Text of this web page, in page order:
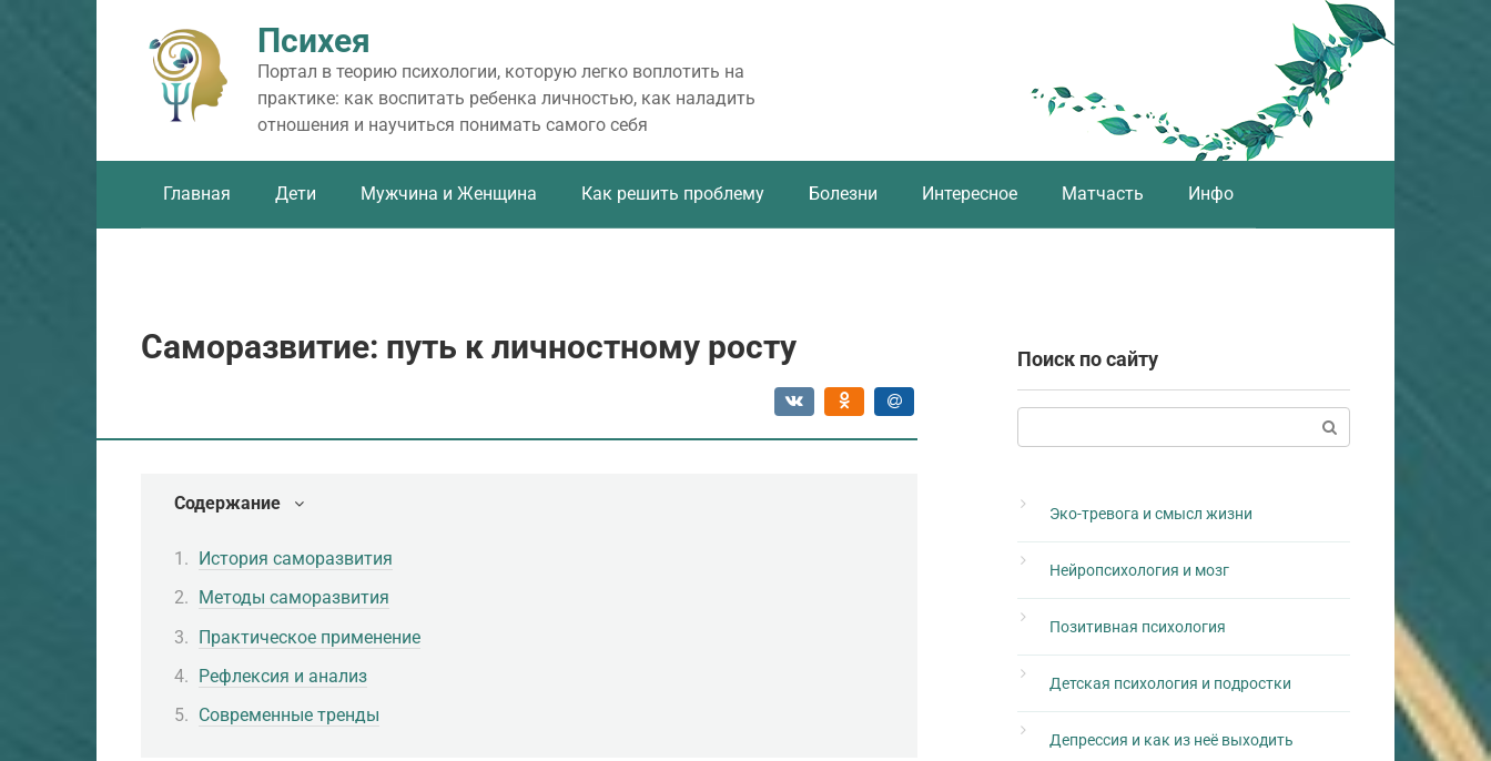
Психея
Портал в теорию психологии, которую легко воплотить на
практике: как воспитать ребенка личностью, как наладить
отношения и научиться понимать самого себя
Главная Дети Мужчина и Женщина Как решить проблему Болезни Интересное Матчасть Инфо
Саморазвитие: путь к личностному росту
Содержание
История саморазвития
Методы саморазвития
Практическое применение
Рефлексия и анализ
Современные тренды
Поиск по сайту
Эко-тревога и смысл жизни
Нейропсихология и мозг
Позитивная психология
Детская психология и подростки
Депрессия и как из неё выходить